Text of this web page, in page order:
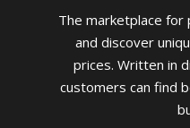
The marketplace
and discover
prices. Written in
customers can find